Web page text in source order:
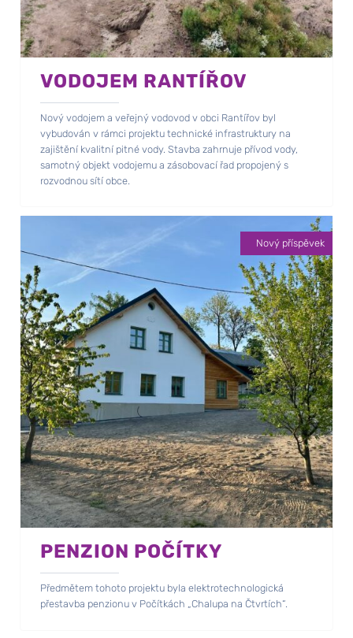
VODOJEM RANTÍŘOV
Nový vodojem a veřejný vodovod v obci Rantířov byl
vybudován v rámci projektu technické infrastruktury na
zajištění kvalitní pitné vody. Stavba zahrnuje přívod vody,
samotný objekt vodojemu a zásobovací řad propojený s
rozvodnou sítí obce.
Nový příspěvek
PENZION POČÍTKY
Předmětem tohoto projektu byla elektrotechnologická
přestavba penzionu v Počítkách „Chalupa na Čtvrtích“.